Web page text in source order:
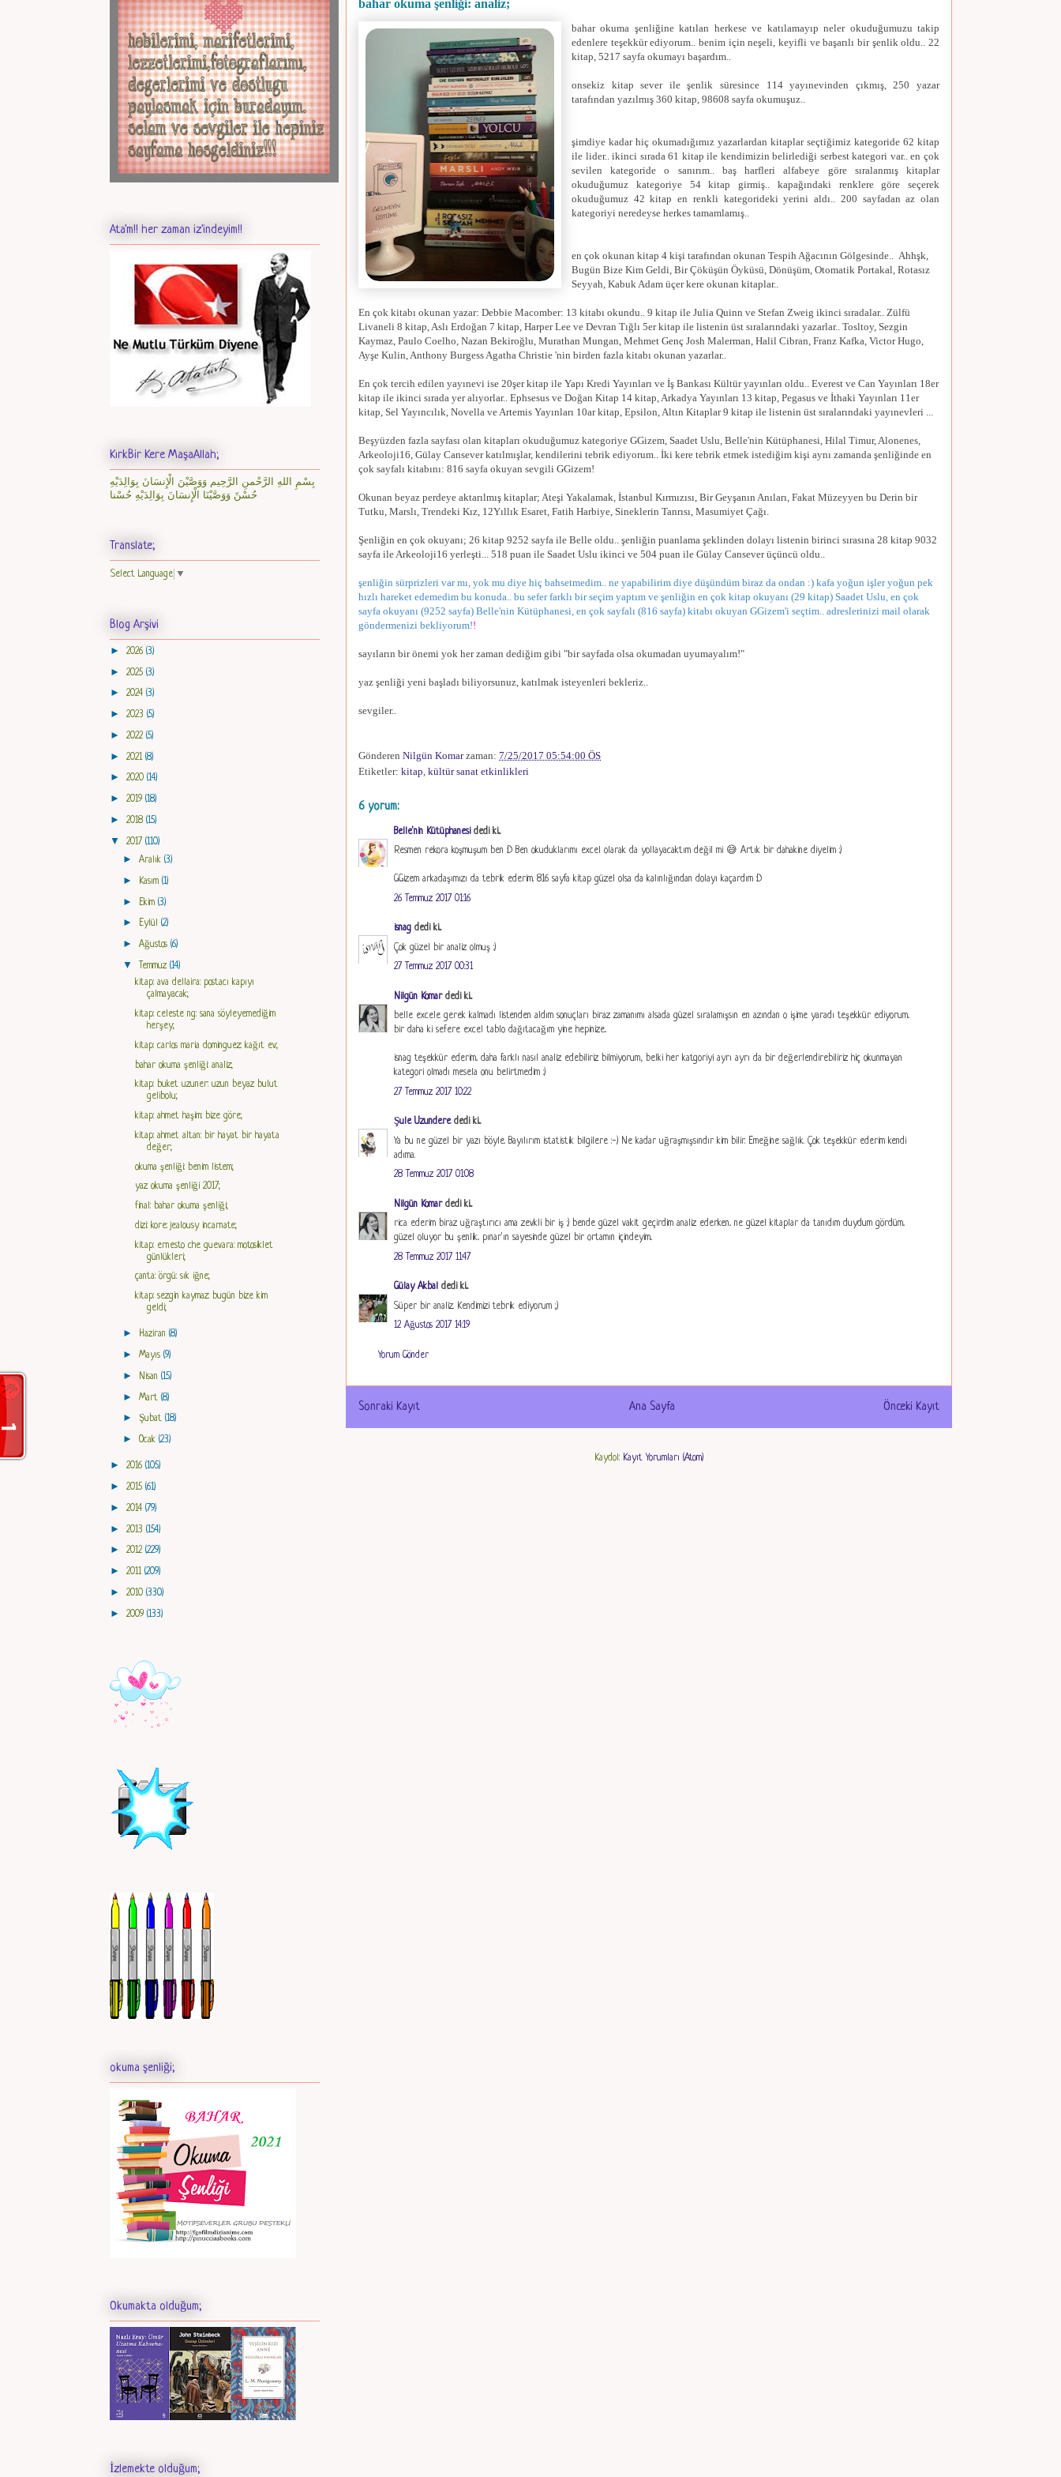
bahar okuma şenliği: analiz;
bahar okuma şenliğine katılan herkese ve katılamayıp neler okuduğumuzu takip
edenlere teşekkür ediyorum.. benim için neşeli, keyifli ve başarılı bir şenlik oldu.. 22
kitap, 5217 sayfa okumayı başardım..
onsekiz kitap sever ile şenlik süresince 114 yayınevinden çıkmış, 250 yazar
tarafından yazılmış 360 kitap, 98608 sayfa okumuşuz..
şimdiye kadar hiç okumadığımız yazarlardan kitaplar seçtiğimiz kategoride 62 kitap
ile lider.. ikinci sırada 61 kitap ile kendimizin belirlediği serbest kategori var.. en çok
sevilen kategoride o sanırım.. baş harfleri alfabeye göre sıralanmış kitaplar
okuduğumuz kategoriye 54 kitap girmiş.. kapağındaki renklere göre seçerek
okuduğumuz 42 kitap en renkli kategorideki yerini aldı.. 200 sayfadan az olan
kategoriyi neredeyse herkes tamamlamış..
en çok okunan kitap 4 kişi tarafından okunan Tespih Ağacının Gölgesinde.. Ahhşk,
Bugün Bize Kim Geldi, Bir Çöküşün Öyküsü, Dönüşüm, Otomatik Portakal, Rotasız
Seyyah, Kabuk Adam üçer kere okunan kitaplar..
En çok kitabı okunan yazar: Debbie Macomber: 13 kitabı okundu.. 9 kitap ile Julia Quinn ve Stefan Zweig ikinci sıradalar.. Zülfü
Livaneli 8 kitap, Aslı Erdoğan 7 kitap, Harper Lee ve Devran Tığlı 5er kitap ile listenin üst sıralarındaki yazarlar.. Tosltoy, Sezgin
Kaymaz, Paulo Coelho, Nazan Bekiroğlu, Murathan Mungan, Mehmet Genç Josh Malerman, Halil Cibran, Franz Kafka, Victor Hugo,
Ayşe Kulin, Anthony Burgess Agatha Christie 'nin birden fazla kitabı okunan yazarlar..
En çok tercih edilen yayınevi ise 20şer kitap ile Yapı Kredi Yayınları ve İş Bankası Kültür yayınları oldu.. Everest ve Can Yayınları 18er
kitap ile ikinci sırada yer alıyorlar.. Ephsesus ve Doğan Kitap 14 kitap, Arkadya Yayınları 13 kitap, Pegasus ve İthaki Yayınları 11er
kitap, Sel Yayıncılık, Novella ve Artemis Yayınları 10ar kitap, Epsilon, Altın Kitaplar 9 kitap ile listenin üst sıralarındaki yayınevleri ...
Beşyüzden fazla sayfası olan kitapları okuduğumuz kategoriye GGizem, Saadet Uslu, Belle'nin Kütüphanesi, Hilal Timur, Alonenes,
Arkeoloji16, Gülay Cansever katılmışlar, kendilerini tebrik ediyorum.. İki kere tebrik etmek istediğim kişi aynı zamanda şenliğinde en
çok sayfalı kitabını: 816 sayfa okuyan sevgili GGizem!
Okunan beyaz perdeye aktarılmış kitaplar; Ateşi Yakalamak, İstanbul Kırmızısı, Bir Geyşanın Anıları, Fakat Müzeyyen bu Derin bir
Tutku, Marslı, Trendeki Kız, 12Yıllık Esaret, Fatih Harbiye, Sineklerin Tanrısı, Masumiyet Çağı.
Şenliğin en çok okuyanı; 26 kitap 9252 sayfa ile Belle oldu.. şenliğin puanlama şeklinden dolayı listenin birinci sırasına 28 kitap 9032
sayfa ile Arkeoloji16 yerleşti... 518 puan ile Saadet Uslu ikinci ve 504 puan ile Gülay Cansever üçüncü oldu..
şenliğin sürprizleri var mı, yok mu diye hiç bahsetmedim.. ne yapabilirim diye düşündüm biraz da ondan :) kafa yoğun işler yoğun pek
hızlı hareket edemedim bu konuda.. bu sefer farklı bir seçim yaptım ve şenliğin en çok kitap okuyanı (29 kitap) Saadet Uslu, en çok
sayfa okuyanı (9252 sayfa) Belle'nin Kütüphanesi, en çok sayfalı (816 sayfa) kitabı okuyan GGizem'i seçtim.. adreslerinizi mail olarak
göndermenizi bekliyorum!!
sayıların bir önemi yok her zaman dediğim gibi "bir sayfada olsa okumadan uyumayalım!"
yaz şenliği yeni başladı biliyorsunuz, katılmak isteyenleri bekleriz..
sevgiler..
Gönderen Nilgün Komar zaman: 7/25/2017 05:54:00 ÖS
Etiketler: kitap kültür sanat etkinlikleri
6 yorum:
Belle'nin Kütüphanesidedi ki...
Resmen rekora koşmuşum ben :D Ben okuduklarımı excel olarak da yollayacaktım değil mi 😅 Artık bir dahakine diyelim :)
GGizem arkadaşımızı da tebrik ederim. 816 sayfa kitap güzel olsa da kalınlığından dolayı kaçardım :D
26 Temmuz 2017 01:16
isnag dedi ki...
Çok güzel bir analiz olmuş :)
27 Temmuz 2017 00:31
Nilgün Komardedi ki...
belle excele gerek kalmadı listenden aldım sonuçları biraz zamanımı alsada güzel sıralamışsın en azından o işime yaradı teşekkür ediyorum..
bir daha ki sefere excel tablo dağıtacağım yine hepinize..
isnag teşekkür ederim.. daha farklı nasıl analiz edebiliriz bilmiyorum, belki her katgoriyi ayrı ayrı da bir değerlendirebiliriz hiç okunmayan
kategori olmadı mesela onu belirtmedim :)
27 Temmuz 2017 10:22
Şule Uzunderededi ki...
Ya bu ne güzel bir yazı böyle. Bayılırım istatistik bilgilere :-) Ne kadar uğraşmışsındır kim bilir. Emeğine sağlık. Çok teşekkür ederim kendi
adıma.
28 Temmuz 2017 01:08
Nilgün Komardedi ki...
rica ederim biraz uğraştırıcı ama zevkli bir iş :) bende güzel vakit geçirdim analiz ederken.. ne güzel kitaplar da tanıdım duydum gördüm..
güzel oluyor bu şenlik.. pınar'ın sayesinde güzel bir ortamın içindeyim..
28 Temmuz 2017 11:47
Gülay Akbal dedi ki...
Süper bir analiz. Kendimizi tebrik ediyorum ;)
12 Ağustos 2017 14:19
Yorum Gönder
Sonraki Kayıt Önceki Kayıt
Ana Sayfa
Kaydol: Kayıt Yorumları (Atom)
Ata'm!! her zaman iz'indeyim!!
KırkBir Kere MaşaAllah;
بِسْمِ اللهِ الرَّحْمنِ الرَّحِيم وَوَصَّيْنَ الْإِنسَانَ بِوَالِدَيْهِ
حُسْنً وَوَصَّيْنَا الْإِنسَانَ بِوَالِدَيْهِ حُسْنا
Translate;
Select Language ▼
Blog Arşivi
► 2026 (3)
► 2025 (3)
► 2024 (3)
► 2023 (5)
► 2022 (5)
► 2021 (8)
► 2020 (14)
► 2019 (18)
► 2018 (15)
▼ 2017 (110)
► Aralık (3)
► Kasım (1)
► Ekim (3)
► Eylül (2)
► Ağustos (6)
▼Temmuz (14)
kitap: ava dellaira: postacı kapıyı
çalmayacak;
kitap: celeste ng: sana söyleyemediğim
herşey;
kitap: carlos maria dominguez: kağıt ev;
bahar okuma şenliği: analiz;
kitap: buket uzuner: uzun beyaz bulut
gelibolu;
kitap: ahmet haşim: bize göre;
kitap: ahmet altan: bir hayat bir hayata
değer;
okuma şenliği: benim listem;
yaz okuma şenliği 2017;
final: bahar okuma şenliği;
dizi: kore: jealousy incarnate;
kitap: ernesto che guevara: motosiklet
günlükleri;
çanta: örgü: sık iğne;
kitap: sezgin kaymaz: bugün bize kim
geldi;
► Haziran (8)
► Mayıs (9)
► Nisan (15)
► Mart (8)
► Şubat (18)
► Ocak (23)
► 2016 (105)
► 2015 (61)
► 2014 (79)
► 2013 (154)
► 2012 (229)
► 2011 (209)
► 2010 (330)
► 2009 (133)
okuma şenliği;
Okumakta olduğum;
İzlemekte olduğum;